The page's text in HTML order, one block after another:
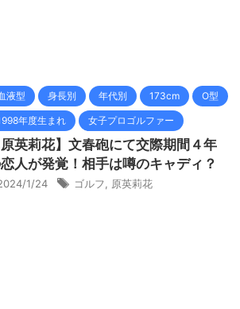
液型 身長別 年代別 173cm O型
年度生まれ 女子プロゴルファー
原英莉花】文春砲にて交際期間４年
人が発覚！相手は噂のキャディ？
1/24 ゴルフ 原英莉花